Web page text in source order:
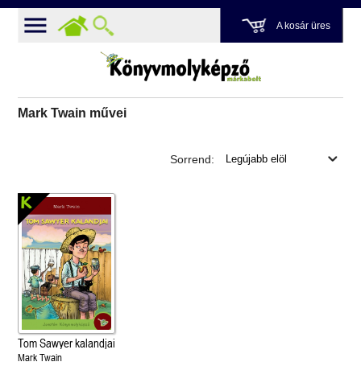
A kosár üres
Mark Twain művei
Sorrend:
Tom Sawyer kalandjai
Mark Twain